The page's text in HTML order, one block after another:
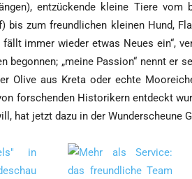
ent­zü­cken­de klei­ne Tie­re vom
bis zum freund­li­chen klei­nen Hund,
fällt immer wie­der etwas Neu­es ein“,
begon­nen; „mei­ne Pas­si­on“ nennt er
Oli­ve aus Kre­ta oder ech­te
for­schen­den His­to­ri­kern ent­deckt
hat jetzt dazu in der Wun­der­scheu­ne